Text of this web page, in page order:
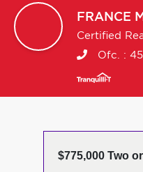
FRANCE
Certified
Ofc. :
$775,000 Two